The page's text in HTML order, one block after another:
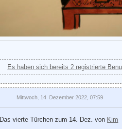
Es haben sich bereits 2 registrierte
Mittwoch, 14. Dezember 2022, 07:59
Das vierte Türchen zum 14. Dez. von Kim